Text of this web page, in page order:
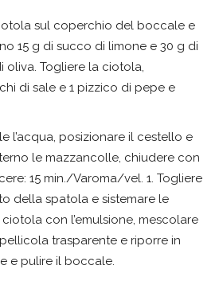
sul coperchio del boccale e
15 g di succo di limone e 30 g di
oliva. Togliere la ciotola,
di sale e 1 pizzico di pepe e
l’acqua, posizionare il cestello e
le mazzancolle, chiudere con
15 min./Varoma/vel. 1. Togliere
della spatola e sistemare le
con l’emulsione, mescolare
trasparente e riporre in
e pulire il boccale.